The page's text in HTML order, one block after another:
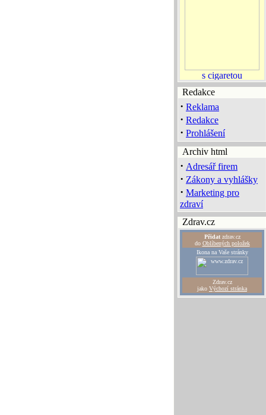
Redakce
· Reklama
· Redakce
· Prohlášení
Archiv html
· Adresář firem
· Zákony a vyhlášky
· Marketing pro
zdraví
Zdrav.cz
Přidatzdrav.cz
do Oblíbených položek
Ikona na Vaše stránky
Zdrav.cz
jako Výchozí stránka